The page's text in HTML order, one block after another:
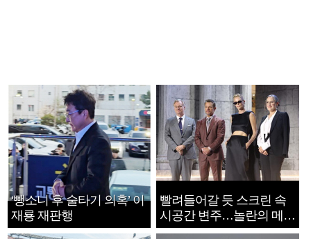
‘뺑소니 후 술타기 의혹’ 이
재룡 재판행
빨려들어갈 듯 스크린 속
시공간 변주…놀란의 메시
지는 ‘전쟁 속죄’